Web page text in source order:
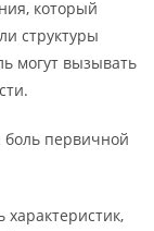
который
структуры
могут вызывать
боль первичной
характеристик,